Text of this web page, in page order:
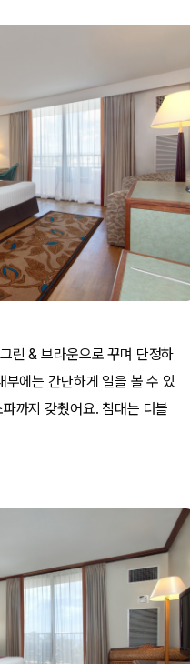
린 & 브라운으로 꾸며 단정하
에는 간단하게 일을 볼 수 있
까지 갖췄어요. 침대는 더블